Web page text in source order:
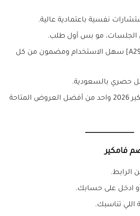
نفسية باعتمادية عالية.
الكود [LA032] أو [A290] سهل الاستخدام ومضمون من كل
حصري بالسعودية.
يعتبر كود خصم فامكير 2026 واحد من أفضل العروض المتاحة
فامكير
الرابط.
ادخل على حسابك.
اللي تناسبك.